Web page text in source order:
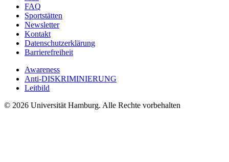
FAQ
Sportstätten
Newsletter
Kontakt
Datenschutzerklärung
Barrierefreiheit
Awareness
Anti-DISKRIMINIERUNG
Leitbild
© 2026 Universität Hamburg. Alle Rechte vorbehalten